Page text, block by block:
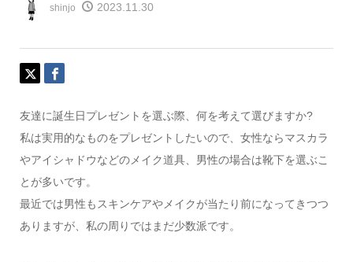
shinjo 2023.11.30
友達に誕生日プレゼントを選ぶ際、何を考えて選びますか?
私は実用的なものをプレゼントしたいので、女性ならマスカラ
やアイシャドウなどのメイク道具、男性の場合は靴下を選ぶこ
とが多いです。
最近では男性もスキンケアやメイクが当たり前になってきつつ
ありますが、私の周りではまだ少数派です。